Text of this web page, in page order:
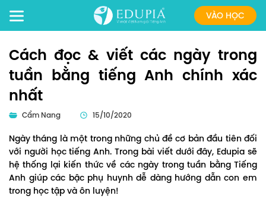
VÀO HỌC
Cách đọc & viết các ngày trong
tuần bằng tiếng Anh chính xác
nhất
Cẩm Nang 15/10/2020
Ngày tháng là một trong những chủ đề cơ bản đầu tiên đối
với người học tiếng Anh. Trong bài viết dưới đây, Edupia sẽ
hệ thống lại kiến thức về các ngày trong tuần bằng Tiếng
Anh giúp các bậc phụ huynh dễ dàng hướng dẫn con em
trong học tập và ôn luyện!